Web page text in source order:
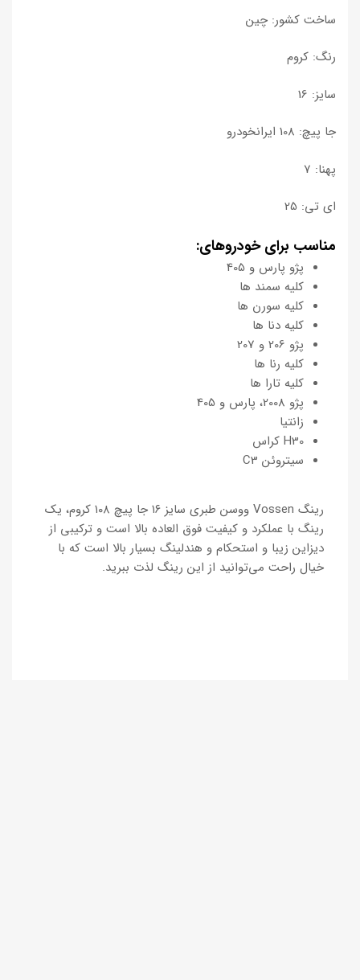
ساخت کشور: چین
رنگ: کروم
سایز: 16
جا پیچ: 108 ایرانخودرو
پهنا: 7
ای تی: 25
مناسب برای خودروهای:
پژو پارس و 405
کلیه سمند ها
کلیه سورن ها
کلیه دنا ها
پژو 206 و 207
کلیه رنا ها
کلیه تارا ها
پژو 2008، پارس و 405
زانتیا
H30 کراس
سیتروئن C3
رینگ Vossen ووسن طبری سایز ۱۶ جا پیچ ۱۰۸ کروم، یک
رینگ با عملکرد و کیفیت فوق العاده بالا است و ترکیبی از
دیزاین زیبا و استحکام و هندلینگ بسیار بالا است که با
خیال راحت می‌توانید از این رینگ لذت ببرید.